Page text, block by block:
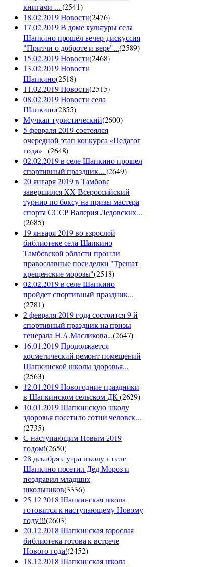
книгами ... (2541)
18.02.2019 Новости(2476)
17.02.2019 В доме культуры села
Шапкино прошёл вечер-дискуссия
"Притчи о доброте и вере"...(2589)
15.02.2019 Новости(2468)
13.02.2019 Новости
Шапкино(2518)
11.02.2019 Новости(2515)
08.02.2019 Новости села
Шапкино(2855)
Мучкап туристический(2600)
5 февраля 2019 состоялся
очередной этап конкурса «Педагог
года»...(2648)
02.02.2019 в селе Шапкино прошел
спортивный праздник... (2649)
20 января 2019 в Тамбове
завершился XX Всероссийский
турнир по боксу на призы мастера
спорта СССР Валерия Ледовских...
(2685)
19 января 2019 во взрослой
библиотеке села Шапкино
Тамбовской области прошли
православные посиделки "Трещат
крещенские морозы"(2518)
02.02.2019 в селе Шапкино
пройдет спортивный праздник...
(2781)
2 февраля 2019 года состоится 9-й
спортивный праздник на призы
генерала Н.А.Масликова...(2647)
16.01.2019 Продолжается
косметический ремонт помещений
Шапкинской школы здоровья...
(2563)
12.01.2019 Новогодние праздники
в Шапкинском сельском ДК(2629)
10.01.2019 Шапкинскую школу
здоровья посетило сотни человек...
(2735)
С наступающим Новым 2019
годом!(2650)
28 декабря с утра школу в селе
Шапкино посетил Дед Мороз и
поздравил младших
школьников(3336)
25.12.2018 Шапкинская школа
готовится к наступающему Новому
году!!!(2603)
20.12.2018 Шапкинская взрослая
библиотека готова к встрече
Нового года!(2452)
18.12.2018 Шапкинская школа